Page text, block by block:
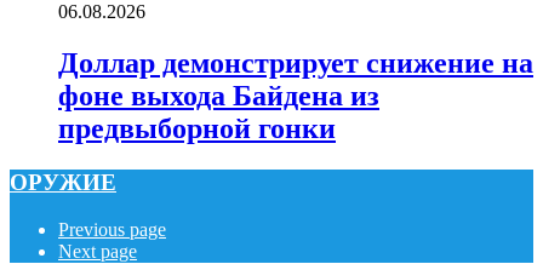
06.08.2026
Доллар демонстрирует снижение на
фоне выхода Байдена из
предвыборной гонки
ОРУЖИЕ
Previous page
Next page